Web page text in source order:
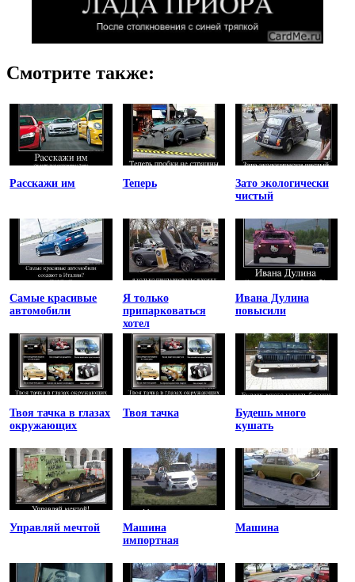
Смотрите также:
Расскажи им Теперь
Зато экологически
чистый
Самые красивые
автомобили
Я только
припарковаться
хотел
Ивана Дулина
повысили
Твоя тачка в глазах
окружающих
Твоя тачка
Будешь много
кушать
Управляй мечтой
Машина
импортная
Машина